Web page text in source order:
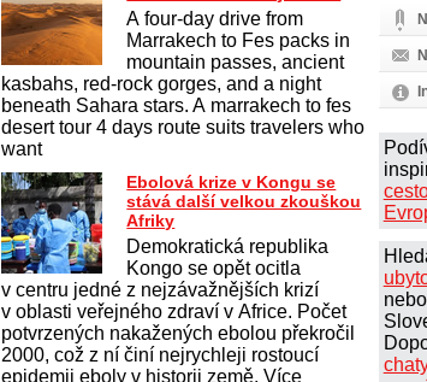
A four-day drive from
Marrakech to Fes packs in
mountain passes, ancient
kasbahs, red-rock gorges, and a night
beneath Sahara stars. A marrakech to fes
desert tour 4 days route suits travelers who
want
Ebolová krize v Kongu se
stává další velkou zkouškou
Afriky
Demokratická republika
Kongo se opět ocitla
v centru jedné z nejzávažnějších krizí
v oblasti veřejného zdraví v Africe. Počet
potvrzených nakažených ebolou překročil
2000, což z ní činí nejrychleji rostoucí
epidemii eboly v historii země. Více